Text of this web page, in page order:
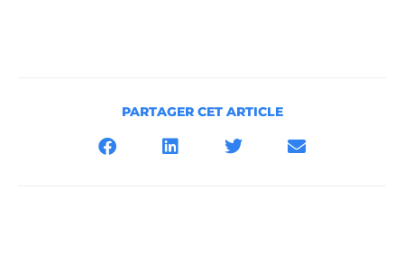
PARTAGER CET ARTICLE